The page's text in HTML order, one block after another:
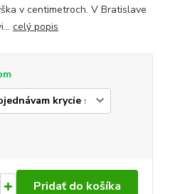
v centimetroch. V Bratislave
celý popis
Pridať do košíka